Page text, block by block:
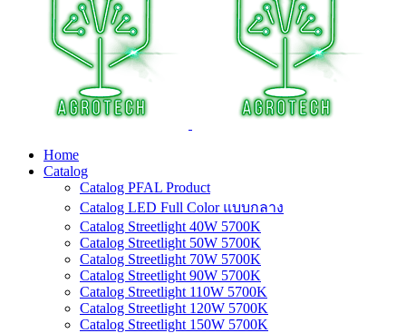
Home
Catalog
Catalog PFAL Product
Catalog LED Full Color แบบกลาง
Catalog Streetlight 40W 5700K
Catalog Streetlight 50W 5700K
Catalog Streetlight 70W 5700K
Catalog Streetlight 90W 5700K
Catalog Streetlight 110W 5700K
Catalog Streetlight 120W 5700K
Catalog Streetlight 150W 5700K